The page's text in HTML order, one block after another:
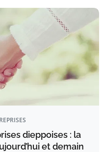
dieppoises : la
et demain